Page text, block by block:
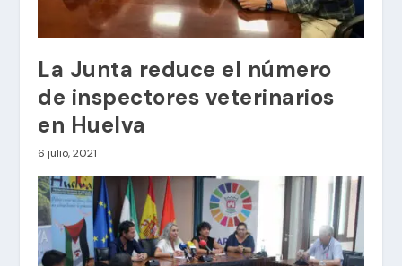
La Junta reduce el número
de inspectores veterinarios
en Huelva
6 julio, 2021